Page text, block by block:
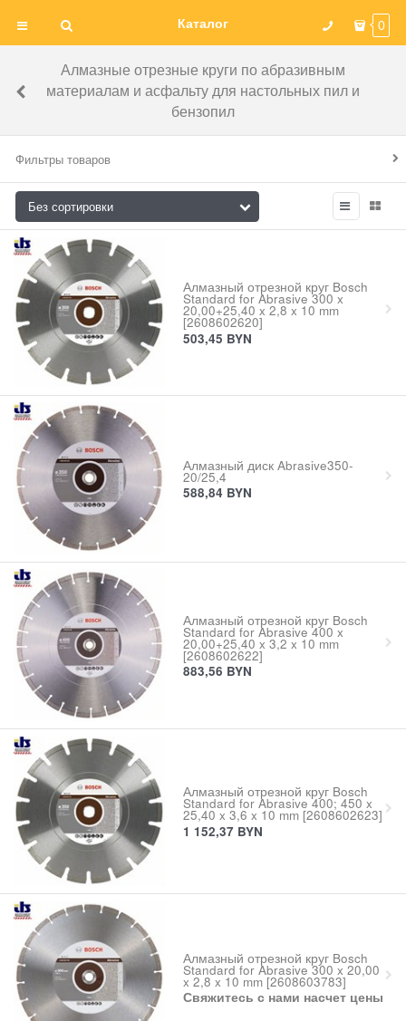
Каталог 0
Алмазные отрезные круги по абразивным
материалам и асфальту для настольных пил и
бензопил
Фильтры товаров
Алмазный отрезной круг Bosch
Standard for Abrasive 300 x
20,00+25,40 x 2,8 x 10 mm
[2608602620]
503,45 BYN
Алмазный диск Abrasive350-
20/25,4
588,84 BYN
Алмазный отрезной круг Bosch
Standard for Abrasive 400 x
20,00+25,40 x 3,2 x 10 mm
[2608602622]
883,56 BYN
Алмазный отрезной круг Bosch
Standard for Abrasive 400; 450 x
25,40 x 3,6 x 10 mm [2608602623]
1 152,37 BYN
Алмазный отрезной круг Bosch
Standard for Abrasive 300 x 20,00
x 2,8 x 10 mm [2608603783]
Свяжитесь с нами насчет цены